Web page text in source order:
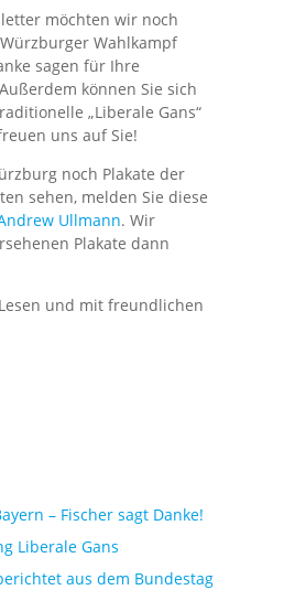
möchten wir noch
Wahlkampf
sagen für Ihre
können Sie sich
„Liberale Gans“
uns auf Sie!
noch Plakate der
sehen, melden Sie diese
Ullmann. Wir
Plakate dann
und mit freundlichen
– Fischer sagt Danke!
Liberale Gans
aus dem Bundestag